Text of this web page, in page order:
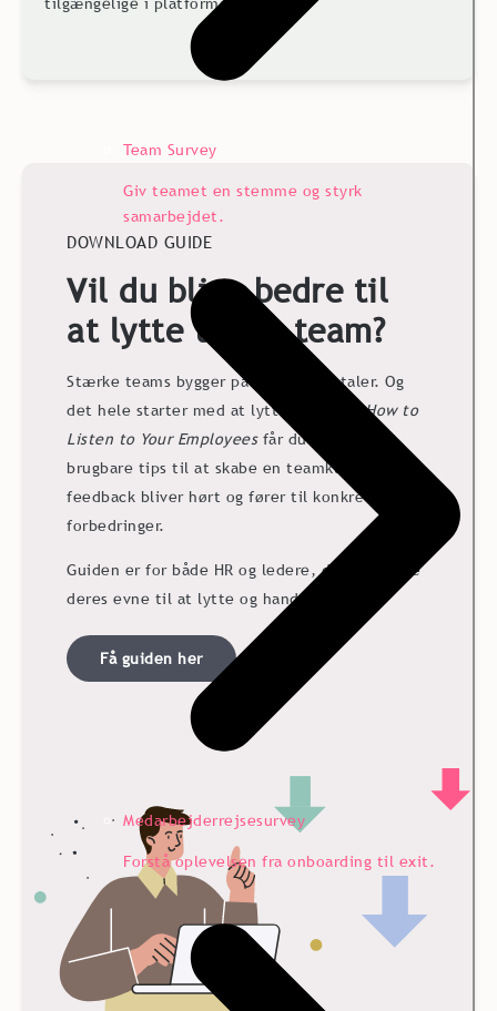
Team Survey
Giv teamet en stemme og styrk
samarbejdet.
Medarbejderrejsesurvey
Forstå oplevelsen fra onboarding til exit.
DOWNLOAD GUIDE
Vil du blive bedre til
at lytte til dit team?
Stærke teams bygger på stærke samtaler. Og
det hele starter med at lytte. I guidenHow to
Listen to Your Employeesfår du enkle,
brugbare tips til at skabe en teamkultur, hvor
feedback bliver hørt og fører til konkrete
forbedringer.
Guiden er for både HR og ledere, der vil styrke
deres evne til at lytte og handle.
Få guiden her